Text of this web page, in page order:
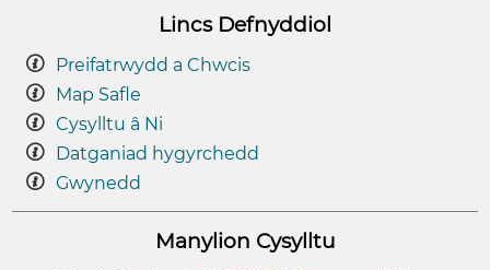
Lincs Defnyddiol
Preifatrwydd a Chwcis
Map Safle
Cysylltu â Ni
Datganiad hygyrchedd
Gwynedd
Manylion Cysylltu